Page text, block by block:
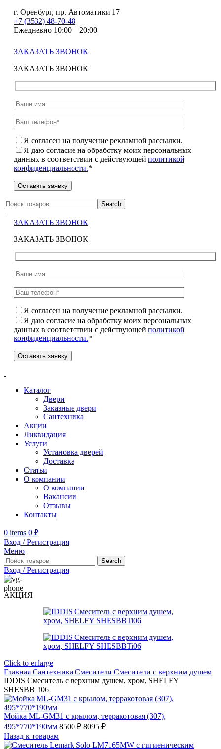
г. Оренбург, пр. Автоматики 17
+7 (3532) 48-70-48
Ежедневно 10:00 – 20:00
ЗАКАЗАТЬ ЗВОНОК
ЗАКАЗАТЬ ЗВОНОК
Я согласен на получение рекламной рассылки.
Я даю согласие на обработку моих персональных
данных в соответствии с действующей политикой
конфиденциальности.*
Search
ЗАКАЗАТЬ ЗВОНОК
ЗАКАЗАТЬ ЗВОНОК
Я согласен на получение рекламной рассылки.
Я даю согласие на обработку моих персональных
данных в соответствии с действующей политикой
конфиденциальности.*
Каталог
Двери
Заказные двери
Сантехника
Акции
Ликвидация
Услуги
Установка дверей
Доставка
Статьи
О компании
О компании
Вакансии
Отзывы
Контакты
0 items 0 ₽
Вход / Регистрация
Меню
Search
Вход / Регистрация
АКЦИЯ
Click to enlarge
Главная Сантехника Смесители Смесители с верхним душем
IDDIS Смеситель с верхним душем, хром, SHELFY
SHESBBTi06
Мойка ML-GM31 с крылом, терракотовая (307),
495*770*190мм 8500₽ Первоначальная
составляла
8095 ₽Текущая
8095 ₽.
Назад к товарам